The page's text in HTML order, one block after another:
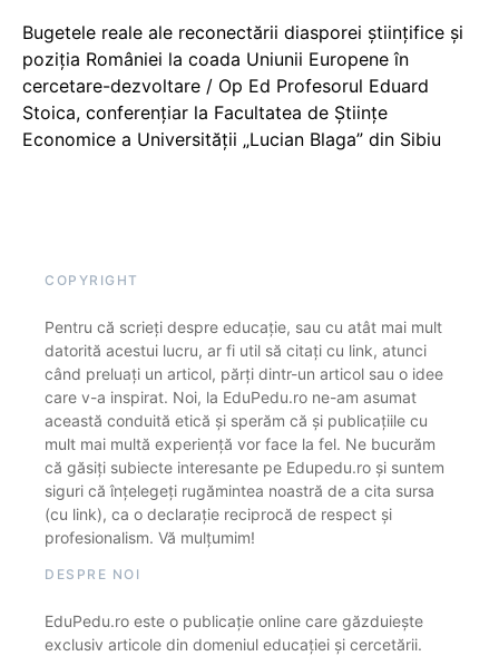
Bugetele reale ale reconectării diasporei științifice și
poziția României la coada Uniunii Europene în
cercetare-dezvoltare / Op Ed Profesorul Eduard
Stoica, conferențiar la Facultatea de Științe
Economice a Universității „Lucian Blaga” din Sibiu
COPYRIGHT
Pentru că scrieți despre educație, sau cu atât mai mult
datorită acestui lucru, ar fi util să citați cu link, atunci
când preluați un articol, părți dintr-un articol sau o idee
care v-a inspirat. Noi, la EduPedu.ro ne-am asumat
această conduită etică și sperăm că și publicațiile cu
mult mai multă experiență vor face la fel. Ne bucurăm
că găsiți subiecte interesante pe Edupedu.ro și suntem
siguri că înțelegeți rugămintea noastră de a cita sursa
(cu link), ca o declarație reciprocă de respect și
profesionalism. Vă mulțumim!
DESPRE NOI
EduPedu.ro este o publicație online care găzduiește
exclusiv articole din domeniul educației și cercetării.